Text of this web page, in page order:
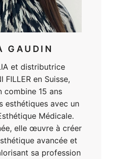
GAUDIN
et distributrice
FILLER en Suisse,
combine 15 ans
esthétiques avec un
Médicale.
elle œuvre à créer
avancée et
sa profession